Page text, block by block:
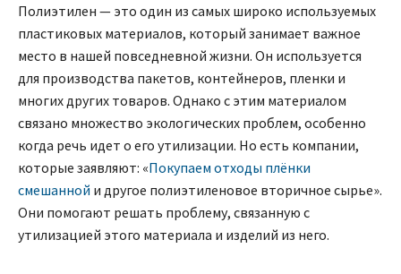
Полиэтилен — это один из самых широко используемых
пластиковых материалов, который занимает важное
место в нашей повседневной жизни. Он используется
для производства пакетов, контейнеров, пленки и
многих других товаров. Однако с этим материалом
связано множество экологических проблем, особенно
когда речь идет о его утилизации. Но есть компании,
которые заявляют: «Покупаем отходы плёнки
смешанной и другое полиэтиленовое вторичное сырье».
Они помогают решать проблему, связанную с
утилизацией этого материала и изделий из него.